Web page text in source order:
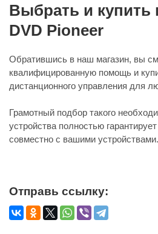
Выбрать и купить
DVD Pioneer
Обратившись в наш магазин, вы
квалифицированную помощь и
дистанционного управления для
Грамотный подбор такого
устройства полностью
совместно с вашими устройствами.
Отправь ссылку: